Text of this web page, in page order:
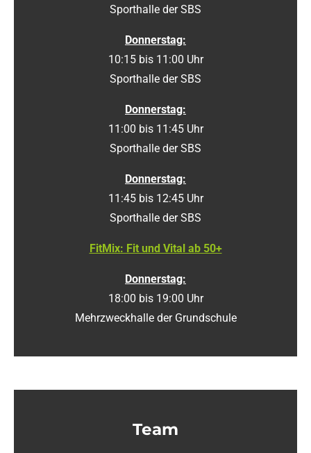
Sporthalle der SBS
Donnerstag:
10:15 bis 11:00 Uhr
Sporthalle der SBS
Donnerstag:
11:00 bis 11:45 Uhr
Sporthalle der SBS
Donnerstag:
11:45 bis 12:45 Uhr
Sporthalle der SBS
FitMix: Fit und Vital ab 50+
Donnerstag:
18:00 bis 19:00 Uhr
Mehrzweckhalle der Grundschule
Team